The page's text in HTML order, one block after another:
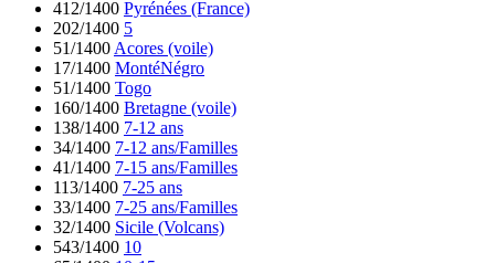
412/1400 Pyrénées (France)
202/1400 5
51/1400 Acores (voile)
17/1400 MontéNégro
51/1400 Togo
160/1400 Bretagne (voile)
138/1400 7-12 ans
34/1400 7-12 ans/Familles
41/1400 7-15 ans/Familles
113/1400 7-25 ans
33/1400 7-25 ans/Familles
32/1400 Sicile (Volcans)
543/1400 10